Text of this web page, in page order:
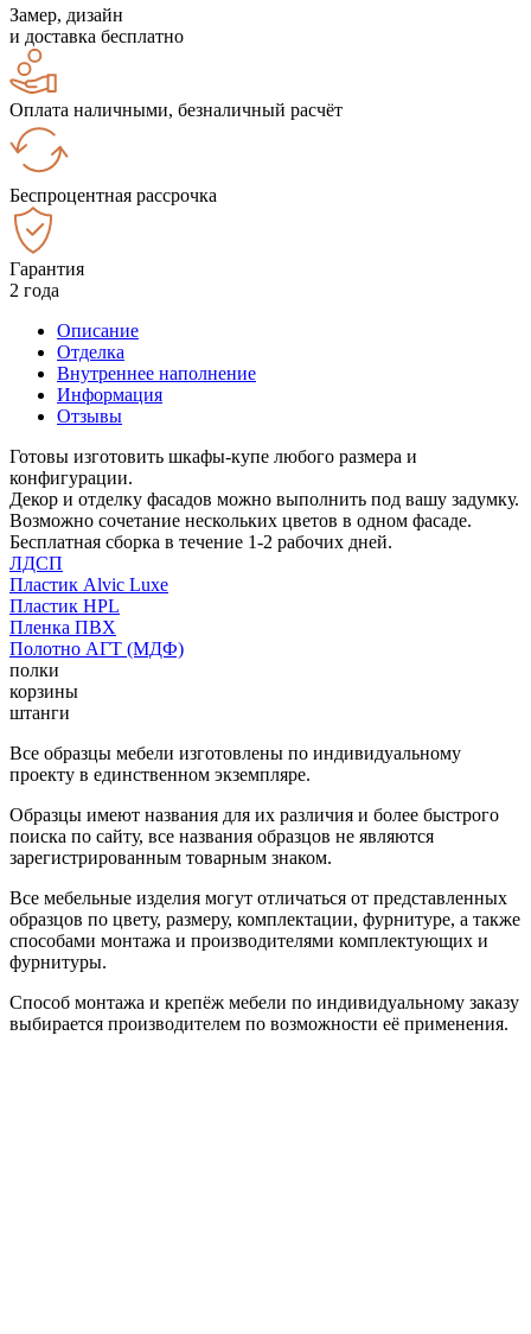
Замер, дизайн
и доставка бесплатно
Оплата наличными, безналичный расчёт
Беспроцентная рассрочка
Гарантия
2 года
Описание
Отделка
Внутреннее наполнение
Информация
Отзывы
Готовы изготовить шкафы-купе любого размера и
конфигурации.
Декор и отделку фасадов можно выполнить под вашу задумку.
Возможно сочетание нескольких цветов в одном фасаде.
Бесплатная сборка в течение 1-2 рабочих дней.
ЛДСП
Пластик Alvic Luxe
Пластик HPL
Пленка ПВХ
Полотно АГТ (МДФ)
полки
корзины
штанги
Все образцы мебели изготовлены по индивидуальному
проекту в единственном экземпляре.
Образцы имеют названия для их различия и более быстрого
поиска по сайту, все названия образцов не являются
зарегистрированным товарным знаком.
Все мебельные изделия могут отличаться от представленных
образцов по цвету, размеру, комплектации, фурнитуре, а также
способами монтажа и производителями комплектующих и
фурнитуры.
Способ монтажа и крепёж мебели по индивидуальному заказу
выбирается производителем по возможности её применения.